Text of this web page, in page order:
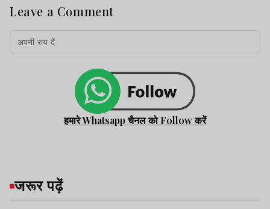
Leave a Comment
हमारे Whatsapp चैनल को Follow करें
जरूर पढ़ें